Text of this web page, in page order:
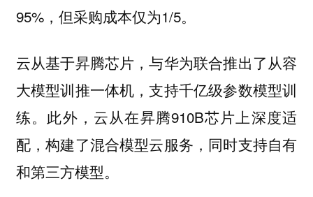
95%，但采购成本仅为1/5。
云从基于昇腾芯片，与华为联合推出了从容
大模型训推一体机，支持千亿级参数模型训
练。此外，云从在昇腾910B芯片上深度适
配，构建了混合模型云服务，同时支持自有
和第三方模型。